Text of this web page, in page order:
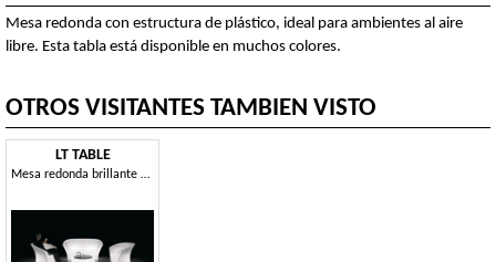
Mesa redonda con estructura de plástico, ideal para ambientes al aire
libre. Esta tabla está disponible en muchos colores.
OTROS VISITANTES TAMBIEN VISTO
LT TABLE
Mesa redonda brillante al aire libre